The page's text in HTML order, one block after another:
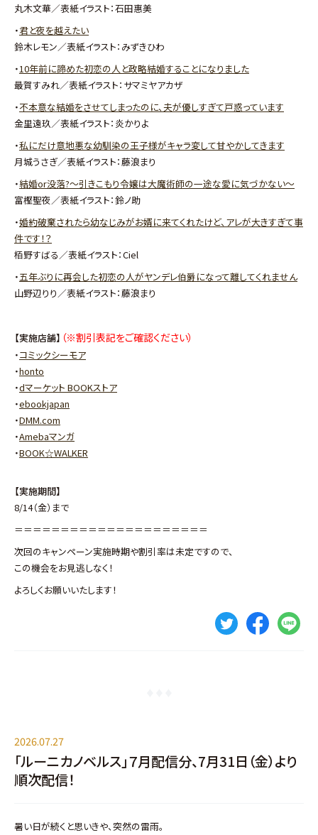
丸木文華／表紙イラスト：石田惠美
・君と夜を越えたい
鈴木レモン／表紙イラスト：みずきひわ
・10年前に諦めた初恋の人と政略結婚することになりました
最賀すみれ／表紙イラスト：サマミヤアカザ
・不本意な結婚をさせてしまったのに、夫が優しすぎて戸惑っています
金里遠玖／表紙イラスト：炎かりよ
・私にだけ意地悪な幼馴染の王子様がキャラ変して甘やかしてきます
月城うさぎ／表紙イラスト：藤浪まり
・結婚or没落?～引きこもり令嬢は大魔術師の一途な愛に気づかない～
富樫聖夜／表紙イラスト：鈴ノ助
・婚約破棄されたら幼なじみがお婿に来てくれたけど、アレが大きすぎて事
件です！？
栢野すばる／表紙イラスト：Ciel
・五年ぶりに再会した初恋の人がヤンデレ伯爵になって離してくれません
山野辺りり／表紙イラスト：藤浪まり
【実施店舗】 （※割引表記をご確認ください）
・コミックシーモア
・honto
・dマーケット BOOKストア
・ebookjapan
・DMM.com
・Amebaマンガ
・BOOK☆WALKER
【実施期間】
8/14（金）まで
＝＝＝＝＝＝＝＝＝＝＝＝＝＝＝＝＝＝＝＝＝
次回のキャンペーン実施時期や割引率は未定ですので、
この機会をお見逃しなく！
よろしくお願いいたします！
2026.07.27
「ルーニカノベルス」７月配信分、7月31日（金）より
順次配信！
暑い日が続くと思いきや、突然の雷雨。